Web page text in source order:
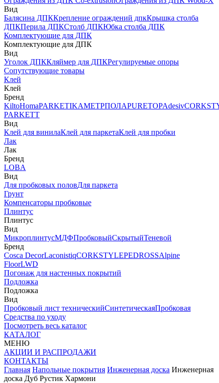
Вид
Балясина ДПККрепление ограждений дпкКрышка столба
ДПКПерила ДПКСтолб ДПКЮбка столба ДПК
Комплектующие для ДПК
Комплектующие для ДПК
Вид
Уголок ДПККляймер для ДПКРегулируемые опоры
Сопутствующие товары
Клей
Клей
Бренд
KiltoHomaPARKETIKAМЕТРПОЛАPURETOPAdesiv
PARKETT
Вид
Клей для винилаКлей для паркетаКлей для пробки
Лак
Лак
Бренд
LOBA
Вид
Для пробковых половДля паркета
Грунт
Компенсаторы пробковые
Плинтус
Плинтус
Вид
МикроплинтусМДФПробковыйСкрытыйТеневой
Бренд
Cosca DecorLaconistiqCORKSTYLEPEDROSSAlpine
FloorLWD
Погонаж для настенных покрытий
Подложка
Подложка
Вид
Пробковый лист техническийСинтетическаяПробковая
Средства по уходу
Посмотреть весь каталог
КАТАЛОГ
МЕНЮ
АКЦИИ И РАСПРОДАЖИ
КОНТАКТЫ
Главная Напольные покрытия Инженерная доска Инженерная
доска Дуб Рустик Хармони